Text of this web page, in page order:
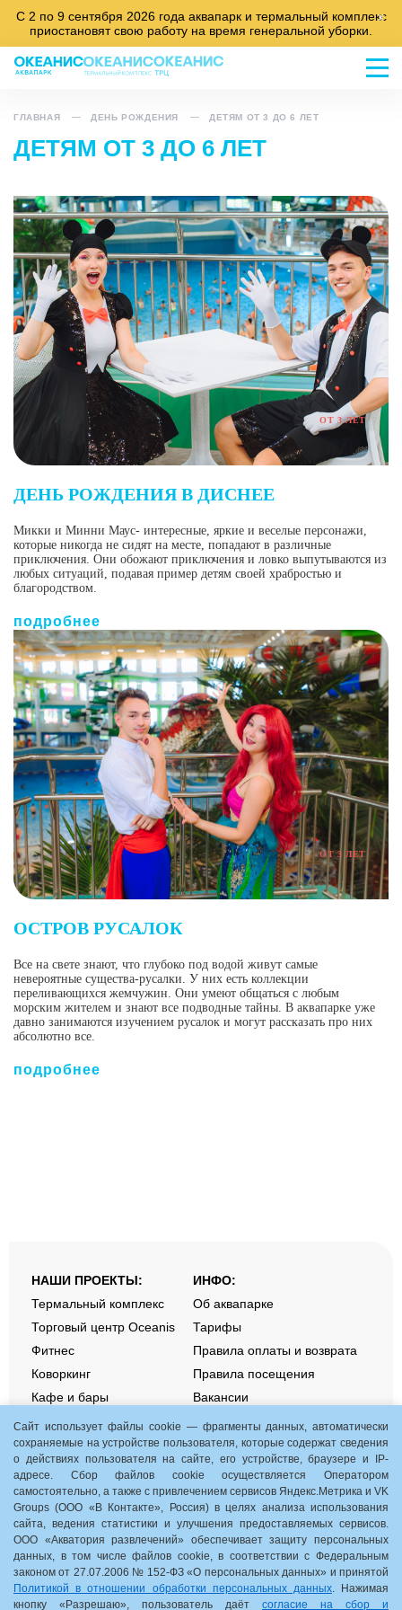
x
С 2 по 9 сентября 2026 года аквапарк и термальный комплекс
приостановят свою работу на время генеральной уборки.
ГЛАВНАЯ ДЕНЬ РОЖДЕНИЯ ДЕТЯМ ОТ 3 ДО 6 ЛЕТ
ДЕТЯМ ОТ 3 ДО 6 ЛЕТ
ОТ 3 ЛЕТ
ДЕНЬ РОЖДЕНИЯ В ДИСНЕЕ
Микки и Минни Маус- интересные, яркие и веселые персонажи,
которые никогда не сидят на месте, попадают в различные
приключения. Они обожают приключения и ловко выпутываются из
любых ситуаций, подавая пример детям своей храбростью и
благородством.
подробнее
ОТ 3 ЛЕТ
ОСТРОВ РУСАЛОК
Все на свете знают, что глубоко под водой живут самые
невероятные существа-русалки. У них есть коллекции
переливающихся жемчужин. Они умеют общаться с любым
морским жителем и знают все подводные тайны. В аквапарке уже
давно занимаются изучением русалок и могут рассказать про них
абсолютно все.
подробнее
НАШИ ПРОЕКТЫ:
Термальный комплекс
Торговый центр Oceanis
Фитнес
Коворкинг
Кафе и бары
ИНФО:
Об аквапарке
Тарифы
Правила оплаты и возврата
Правила посещения
Вакансии
Контакты
Aquamania. Акции и события
Подарочные сертификаты
Детские дни рождения
Групповые посещения
СОУТ
Нижний Новгород, пр. Гагарина, 35, корп. 1
Сайт использует файлы cookie — фрагменты данных, автоматически
сохраняемые на устройстве пользователя, которые содержат сведения
о действиях пользователя на сайте, его устройстве, браузере и IP-
адресе. Сбор файлов cookie осуществляется Оператором
самостоятельно, а также с привлечением сервисов Яндекс.Метрика и VK
Groups (ООО «В Контакте», Россия) в целях анализа использования
сайта, ведения статистики и улучшения предоставляемых сервисов.
ООО «Акватория развлечений» обеспечивает защиту персональных
данных, в том числе файлов cookie, в соответствии с Федеральным
законом от 27.07.2006 № 152-ФЗ «О персональных данных» и принятой
Политикой в отношении обработки персональных данных. Нажимая
кнопку «Разрешаю», пользователь даёт согласие на сбор и